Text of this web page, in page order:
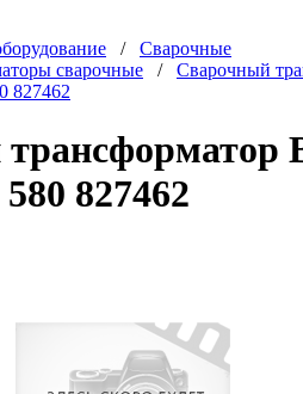
/ Сварочные
сварочные / Сварочный
827462
827462